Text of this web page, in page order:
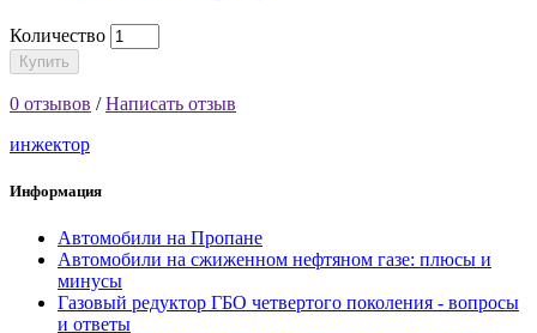
Количество
Купить
0 отзывов /Написать отзыв
инжектор
Информация
Автомобили на Пропане
Автомобили на сжиженном нефтяном газе: плюсы и
минусы
Газовый редуктор ГБО четвертого поколения - вопросы
и ответы